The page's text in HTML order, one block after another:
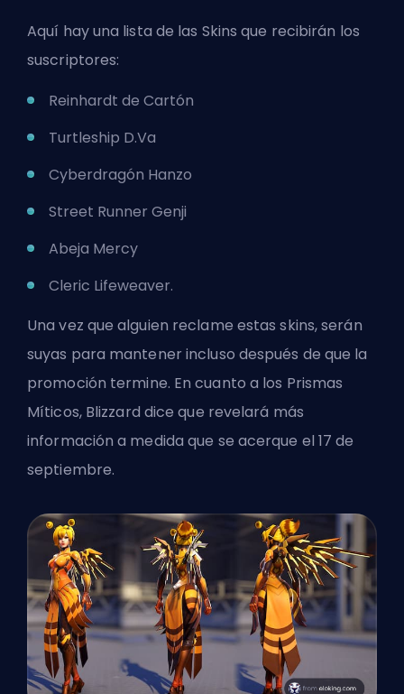
Aquí hay una lista de las Skins que recibirán los
suscriptores:
Reinhardt de Cartón
Turtleship D.Va
Cyberdragón Hanzo
Street Runner Genji
Abeja Mercy
Cleric Lifeweaver.
Una vez que alguien reclame estas skins, serán
suyas para mantener incluso después de que la
promoción termine. En cuanto a los Prismas
Míticos, Blizzard dice que revelará más
información a medida que se acerque el 17 de
septiembre.